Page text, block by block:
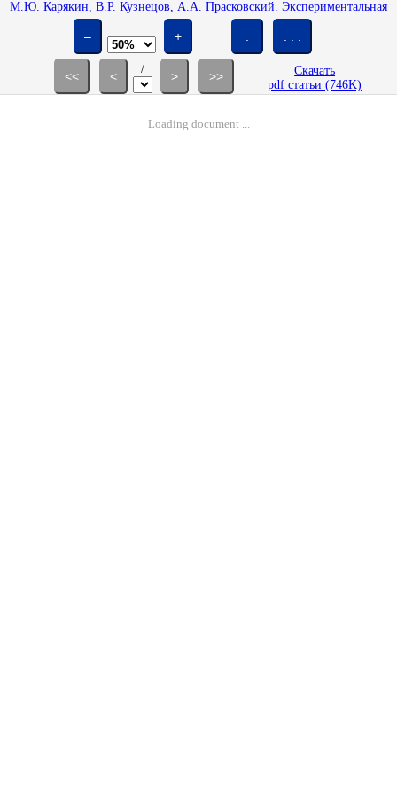
М.Ю. Карякин, В.Р. Кузнецов, А.А. Прасковский. Экспериментальная
проверка гипотезы об изотропии мелкомасштабной структуры
турбулентности // Изв. АН СССР. МЖГ. 1991. № 5. С. 26-39.
– + : : : :
<< <
/
> >>
Скачать
pdf статьи (746K)
Loading document ...